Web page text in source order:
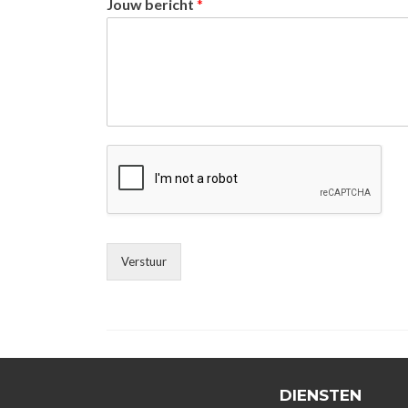
Jouw bericht *
Verstuur
DIENSTEN